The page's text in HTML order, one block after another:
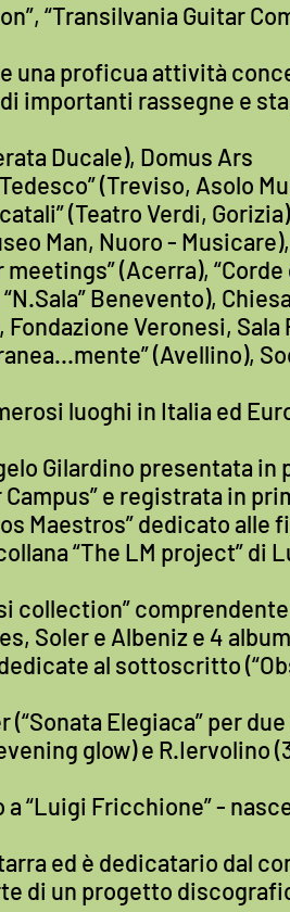
“Transilvania Guitar
una proficua attività
importanti rassegne e
Ducale), Domus Ars
(Treviso, Asolo
(Teatro Verdi,
Man, Nuoro -
(Acerra), “Corde
Benevento),
Fondazione Veronesi,
(Avellino),
luoghi in Italia ed
Gilardino presentata in
e registrata in
Maestros” dedicato alle
“The LM project” di
collection”
Soler e Albeniz e 4 album
al sottoscritto
Elegiaca” per
glow) e R.Iervolino
“Luigi Fricchione” -
ed è dedicatario dal
di un progetto